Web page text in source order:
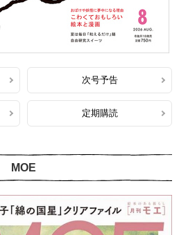
次号予告
定期購読
MOE